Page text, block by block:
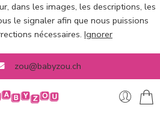
dans les images, les descriptions, les
le signaler afin que nous puissions
nécessaires. Ignorer
zou@babyzou.ch